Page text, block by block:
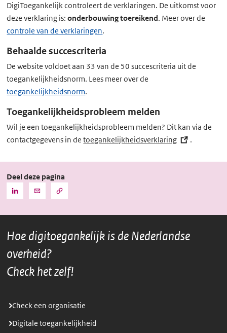
DigiToegankelijk controleert de verklaringen. De uitkomst voor
deze verklaring is:onderbouwing toereikend. Meer over de
controle van de verklaringen.
Behaalde succescriteria
De website voldoet aan 33 van de 50 succescriteria uit de
toegankelijkheidsnorm. Lees meer over de
toegankelijkheidsnorm.
Toegankelijkheidsprobleem melden
Wil je een toegankelijkheidsprobleem melden? Dit kan via de
contactgegevens in detoegankelijkheidsverklaring (externe
.
Deel deze pagina
Deel
pagina
LinkedIn
Deel
pagina
Mail
Kopieer
de
naar
Hoe digitoegankelijk is de Nederlandse
overheid?
Check het zelf!
Check een organisatie
Digitale toegankelijkheid